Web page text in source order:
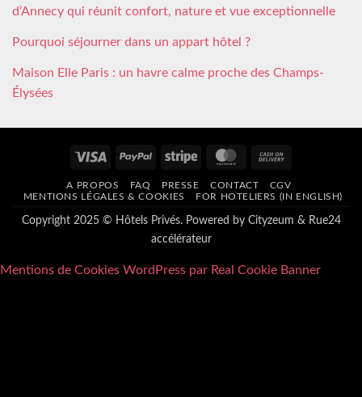
d’Annecy qui réunit confort, nature et vue exceptionnelle
Pourquoi séjourner dans un appart hôtel ?
Maison Elle Paris : un havre calme proche des Champs-
Élysées
Visa PayPal Stripe MasterCard
Delivery
A PROPOS FAQ PRESSE CONTACT
CGV
MENTIONS LÉGALES & COOKIES
FOR HOTELIERS (IN ENGLISH)
Copyright 2025 © Hôtels Privés. Powered by Cityzeum & Rue24
accélérateur
Mentions de Cookies WordPress par Real Cookie Banner